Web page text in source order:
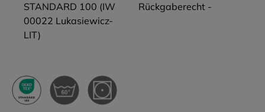
STANDARD 100 (IW
00022 Lukasiewicz-
LIT)
Rückgaberecht -